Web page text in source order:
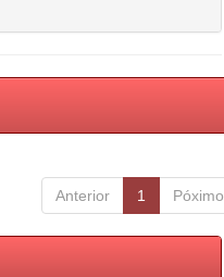
Anterior 1 Póximo